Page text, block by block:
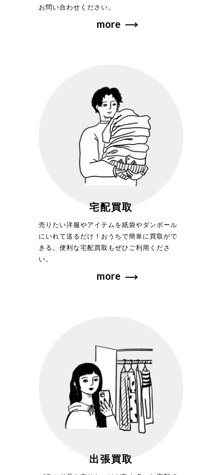
お問い合わせください。
more
宅配買取
売りたい洋服やアイテムを紙袋やダンボール
にいれて送るだけ！おうちで簡単に買取がで
きる。便利な宅配買取もぜひご利用くださ
い。
more
出張買取